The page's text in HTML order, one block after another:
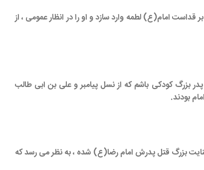
امام(ع) لطمه وارد سازد و او را در انظار عمومی ، از
بزرگ کودکی باشم که از نسل پیامبر و علی بن ابی طالب
بودند.
بزرگ قتل پدرش امام رضا(ع) شده ، به نظر می رسد که